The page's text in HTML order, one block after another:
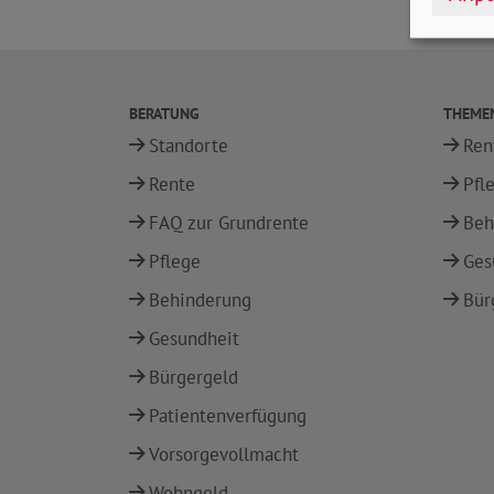
BERATUNG
Standorte
Rente
FAQ zur Grundrente
Pflege
Behinderung
Gesundheit
Bürgergeld
Patientenverfügung
Vorsorgevollmacht